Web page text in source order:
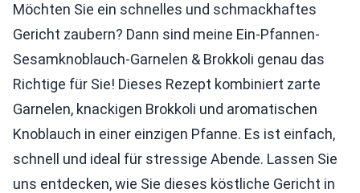
Möchten Sie ein schnelles und schmackhaftes
Gericht zaubern? Dann sind meine Ein-Pfannen-
Sesamknoblauch-Garnelen & Brokkoli genau das
Richtige für Sie! Dieses Rezept kombiniert zarte
Garnelen, knackigen Brokkoli und aromatischen
Knoblauch in einer einzigen Pfanne. Es ist einfach,
schnell und ideal für stressige Abende. Lassen Sie
uns entdecken, wie Sie dieses köstliche Gericht in